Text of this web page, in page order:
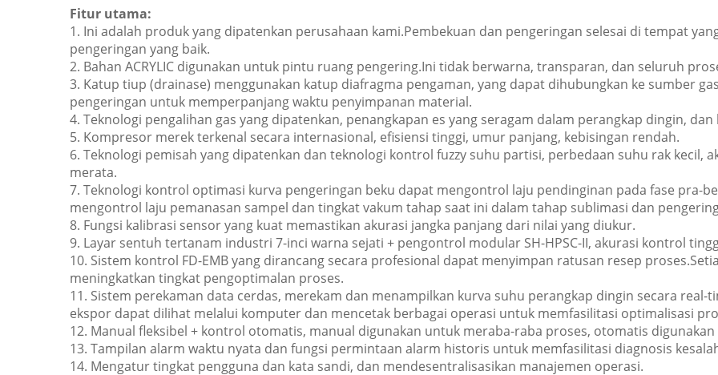
Fitur utama:
1. Ini adalah produk yang dipatenkan perusahaan kami.Pembekuan dan pengeringan selesai di tempat
pengeringan yang baik.
2. Bahan ACRYLIC digunakan untuk pintu ruang pengering.Ini tidak berwarna, transparan, dan seluruh
3. Katup tiup (drainase) menggunakan katup diafragma pengaman, yang dapat dihubungkan ke sumber
pengeringan untuk memperpanjang waktu penyimpanan material.
4. Teknologi pengalihan gas yang dipatenkan, penangkapan es yang seragam dalam perangkap dingin,
5. Kompresor merek terkenal secara internasional, efisiensi tinggi, umur panjang, kebisingan rendah.
6. Teknologi pemisah yang dipatenkan dan teknologi kontrol fuzzy suhu partisi, perbedaan suhu rak kecil,
merata.
7. Teknologi kontrol optimasi kurva pengeringan beku dapat mengontrol laju pendinginan pada fase pra-
mengontrol laju pemanasan sampel dan tingkat vakum tahap saat ini dalam tahap sublimasi dan
8. Fungsi kalibrasi sensor yang kuat memastikan akurasi jangka panjang dari nilai yang diukur.
9. Layar sentuh tertanam industri 7-inci warna sejati + pengontrol modular SH-HPSC-II, akurasi kontrol
10. Sistem kontrol FD-EMB yang dirancang secara profesional dapat menyimpan ratusan resep
meningkatkan tingkat pengoptimalan proses.
11. Sistem perekaman data cerdas, merekam dan menampilkan kurva suhu perangkap dingin secara real-
ekspor dapat dilihat melalui komputer dan mencetak berbagai operasi untuk memfasilitasi optimalisasi
12. Manual fleksibel + kontrol otomatis, manual digunakan untuk meraba-raba proses, otomatis
13. Tampilan alarm waktu nyata dan fungsi permintaan alarm historis untuk memfasilitasi diagnosis
14. Mengatur tingkat pengguna dan kata sandi, dan mendesentralisasikan manajemen operasi.